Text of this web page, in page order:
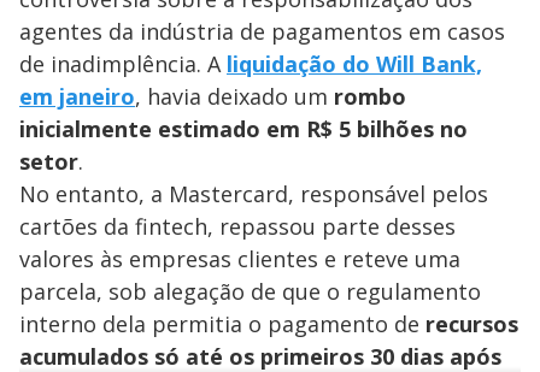
e
o
agentes da indústria de pagamentos em casos
de inadimplência. A liquidação do Will Bank,
em janeiro, havia deixado um rombo
inicialmente estimado em R$ 5 bilhões no
setor.
No entanto, a Mastercard, responsável pelos
cartões da fintech, repassou parte desses
valores às empresas clientes e reteve uma
parcela, sob alegação de que o regulamento
interno dela permitia o pagamento de recursos
acumulados só até os primeiros 30 dias após